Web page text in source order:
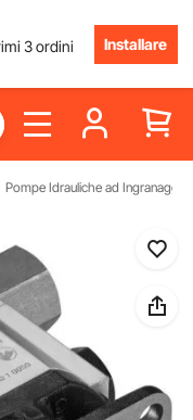
3 ordini
Installare
Pompe Idrauliche ad Ingranaggi